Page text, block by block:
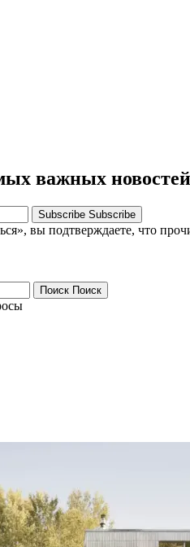
важных новостей
Subscribe Subscribe
вы подтверждаете, что
Поиск Поиск